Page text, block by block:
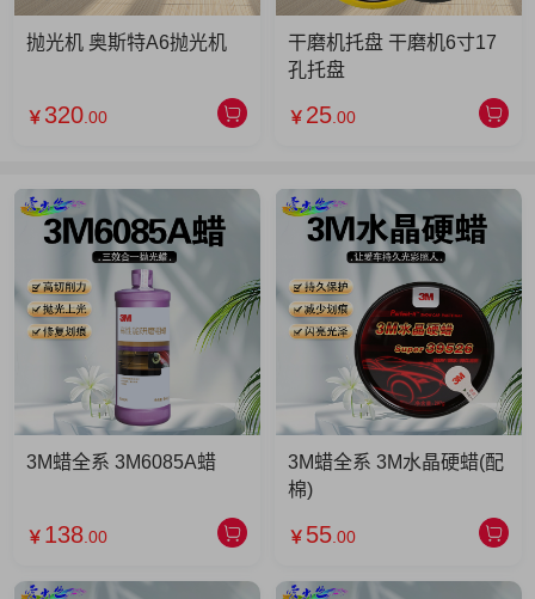
抛光机 奥斯特A6抛光机
￥ 320 .00
干磨机托盘 干磨机6寸17
孔托盘
￥ 25 .00
3M蜡全系 3M6085A蜡
￥ 138 .00
3M蜡全系 3M水晶硬蜡(配
棉)
￥ 55 .00